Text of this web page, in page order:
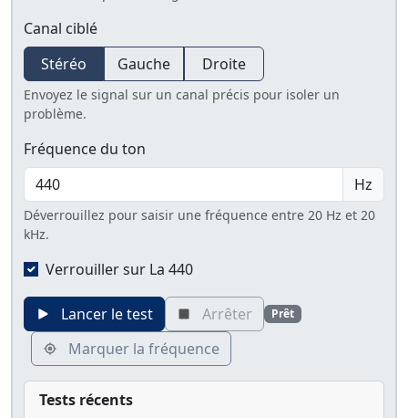
Canal ciblé
Stéréo
Gauche Droite
Envoyez le signal sur un canal précis pour isoler un
problème.
Fréquence du ton
Hz
Déverrouillez pour saisir une fréquence entre 20 Hz et 20
kHz.
Verrouiller sur La 440
Lancer le test Arrêter Prêt
Marquer la fréquence
Tests récents